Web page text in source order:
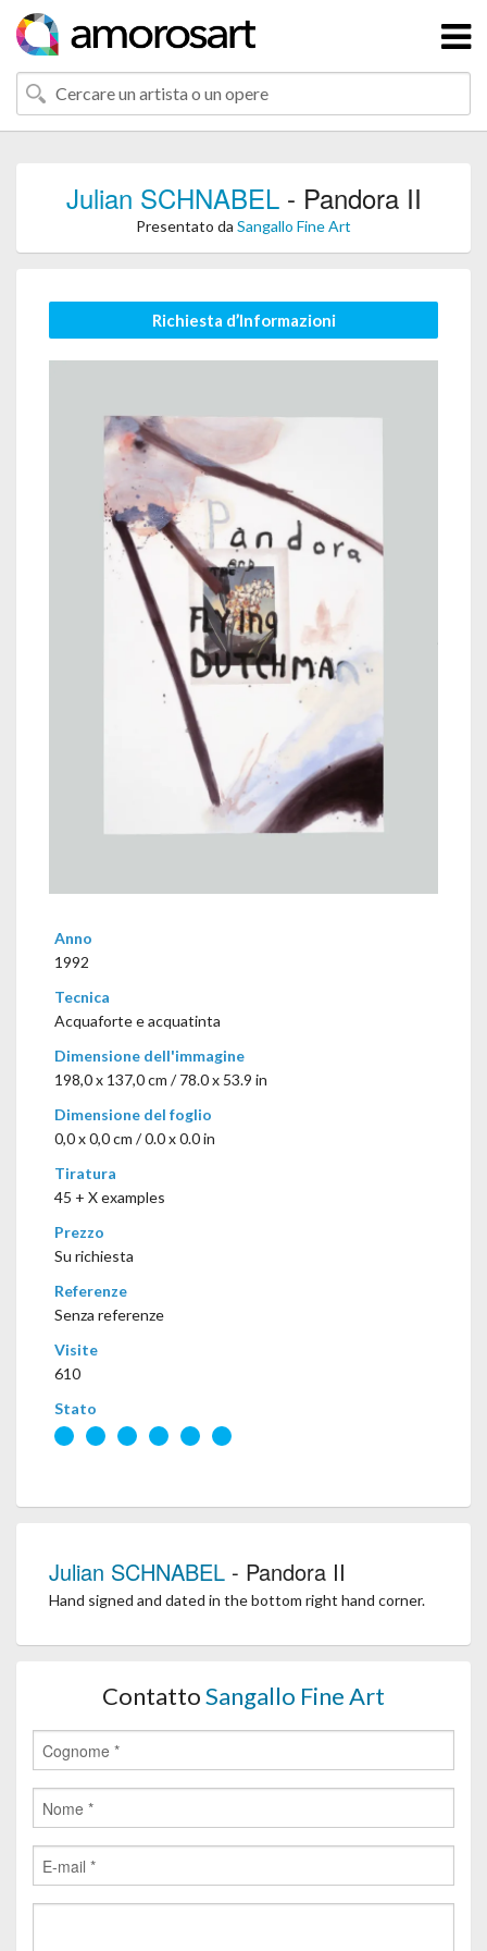
Julian SCHNABEL- Pandora II
Presentato da Sangallo Fine Art
Richiesta d’Informazioni
Anno
1992
Tecnica
Acquaforte e acquatinta
Dimensione dell'immagine
198,0 x 137,0 cm / 78.0 x 53.9 in
Dimensione del foglio
0,0 x 0,0 cm / 0.0 x 0.0 in
Tiratura
45 + X examples
Prezzo
Su richiesta
Referenze
Senza referenze
Visite
610
Stato
Julian SCHNABEL - Pandora II
Hand signed and dated in the bottom right hand corner.
ContattoSangallo Fine Art